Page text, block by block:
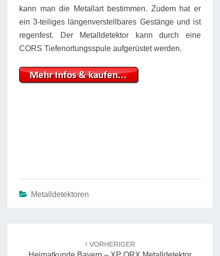
kann man die Metallart bestimmen. Zudem hat er
ein 3-teiliges längenverstellbares Gestänge und ist
regenfest. Der Metalldetektor kann durch eine
CORS Tiefenortungsspule aufgerüstet werden.
Metalldetektoren
VORHERIGER